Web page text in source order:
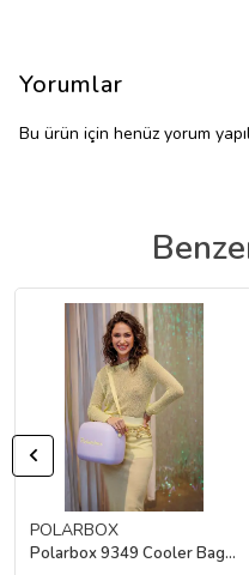
Yorumlar
Bu ürün için henüz yorum
POLARBOX
Polarbox 9349 Cooler Bag Malva - Amarillo Pop 6L